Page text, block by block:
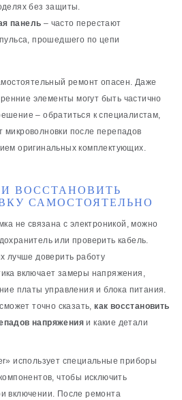
без защиты.
панель – часто перестают
прошедшего по цепи
ремонт опасен. Даже
элементы могут быть частично
– обратиться к специалистам,
после перепадов
оригинальных комплектующих.
ВОССТАНОВИТЬ
САМОСТОЯТЕЛЬНО
не связана с электроникой, можно
или проверить кабель.
лучше доверить работу
включает замеры напряжения,
платы управления и блока питания.
точно сказать,как восстановить
напряжения и какие детали
использует специальные приборы
чтобы исключить
включении. После ремонта